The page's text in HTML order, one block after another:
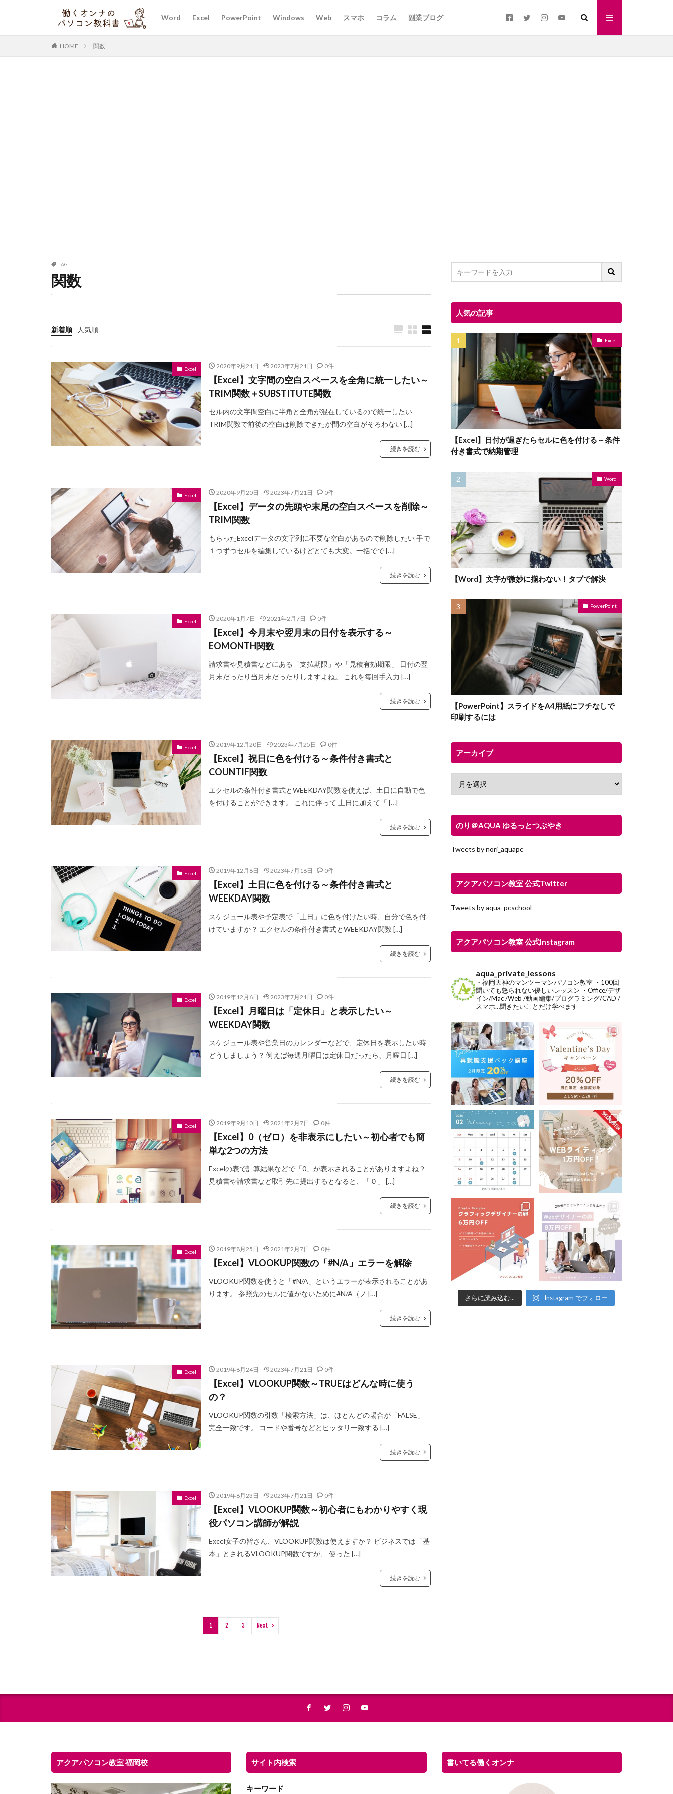
Word Excel PowerPoint Windows Web スマホ コラム 副業ブログ
HOME 関数
TAG
関数
新着順 人気順
Excel 2020年9月21日 2023年7月21日 0件
【Excel】文字間の空白スペースを全角に統一したい～
TRIM関数＋SUBSTITUTE関数
セル内の文字間空白に半角と全角が混在しているので統一したい
TRIM関数で前後の空白は削除できたが間の空白がそろわない […]
続きを読む
Excel 2020年9月20日 2023年7月21日 0件
【Excel】データの先頭や末尾の空白スペースを削除～
TRIM関数
もらったExcelデータの文字列に不要な空白があるので削除したい 手で
１つずつセルを編集しているけどとても大変。一括でで […]
続きを読む
Excel 2020年1月7日 2021年2月7日 0件
【Excel】今月末や翌月末の日付を表示する～
EOMONTH関数
請求書や見積書などにある「支払期限」や「見積有効期限」 日付の翌
月末だったり当月末だったりしますよね。 これを毎回手入力 […]
続きを読む
Excel 2019年12月20日 2023年7月25日 0件
【Excel】祝日に色を付ける～条件付き書式と
COUNTIF関数
エクセルの条件付き書式とWEEKDAY関数を使えば、土日に自動で色
を付けることができます。 これに伴って 土日に加えて「 […]
続きを読む
Excel 2019年12月8日 2023年7月18日 0件
【Excel】土日に色を付ける～条件付き書式と
WEEKDAY関数
スケジュール表や予定表で「土日」に色を付けたい時、自分で色を付
けていますか？ エクセルの条件付き書式とWEEKDAY関数 […]
続きを読む
Excel 2019年12月6日 2023年7月21日 0件
【Excel】月曜日は「定休日」と表示したい～
WEEKDAY関数
スケジュール表や営業日のカレンダーなどで、定休日を表示したい時
どうしましょう？ 例えば毎週月曜日は定休日だったら、月曜日 […]
続きを読む
Excel 2019年9月10日 2021年2月7日 0件
【Excel】0（ゼロ）を非表示にしたい～初心者でも簡
単な2つの方法
Excelの表で計算結果などで「0」が表示されることがありますよね？
見積書や請求書など取引先に提出するとなると、「０」 […]
続きを読む
Excel 2019年8月25日 2021年2月7日 0件
【Excel】VLOOKUP関数の「#N/A」エラーを解除
VLOOKUP関数を使うと「#N/A」というエラーが表示されることがあ
ります。 参照先のセルに値がないために#N/A（ノ […]
続きを読む
Excel 2019年8月24日 2023年7月21日 0件
【Excel】VLOOKUP関数～TRUEはどんな時に使う
の？
VLOOKUP関数の引数「検索方法」は、ほとんどの場合が「FALSE」
完全一致です。 コードや番号などとピッタリ一致する […]
続きを読む
Excel 2019年8月23日 2023年7月21日 0件
【Excel】VLOOKUP関数～初心者にもわかりやすく現
役パソコン講師が解説
Excel女子の皆さん、VLOOKUP関数は使えますか？ ビジネスでは「基
本」とされるVLOOKUP関数ですが、 使った […]
続きを読む
1 2 3 Next
人気の記事
Excel
【Excel】日付が過ぎたらセルに色を付ける～条件
付き書式で納期管理
Word
【Word】文字が微妙に揃わない！タブで解決
PowerPoint
【PowerPoint】スライドをA4用紙にフチなしで
印刷するには
アーカイブ
のり＠AQUA ゆるっとつぶやき
Tweets by nori_aquapc
アクアパソコン教室 公式Twitter
Tweets by aqua_pcschool
アクアパソコン教室 公式Instagram
aqua_private_lessons
・福岡天神のマンツーマンパソコン教室 ・100回
聞いても怒られない優しいレッスン ・Office/デザ
イン/Mac /Web /動画編集/プログラミング/CAD /
スマホ…聞きたいことだけ学べます
さらに読み込む... Instagram でフォロー
アクアパソコン教室 福岡校 サイト内検索
キーワード
書いてる働くオンナ